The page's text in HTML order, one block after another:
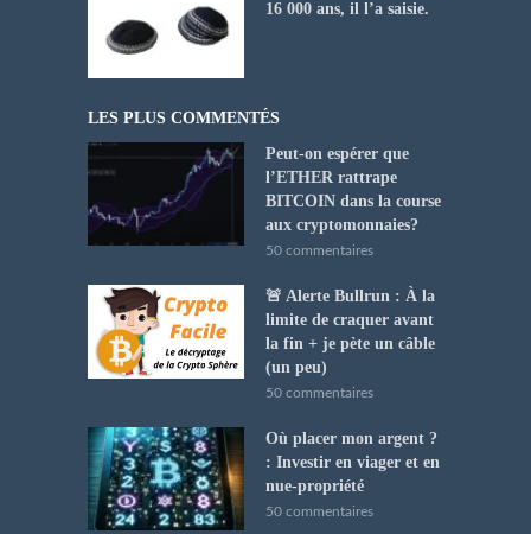
16 000 ans, il l’a saisie.
LES PLUS COMMENTÉS
Peut-on espérer que
l’ETHER rattrape
BITCOIN dans la course
aux cryptomonnaies?
50 commentaires
🚨 Alerte Bullrun : À la
limite de craquer avant
la fin + je pète un câble
(un peu)
50 commentaires
Où placer mon argent ?
: Investir en viager et en
nue-propriété
50 commentaires